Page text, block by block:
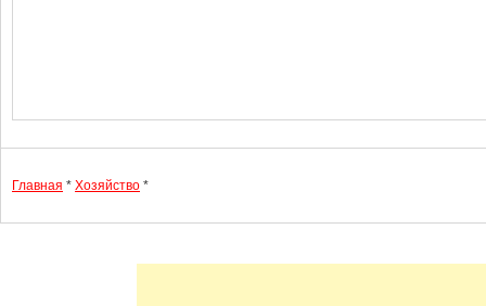
Главная * Хозяйство *